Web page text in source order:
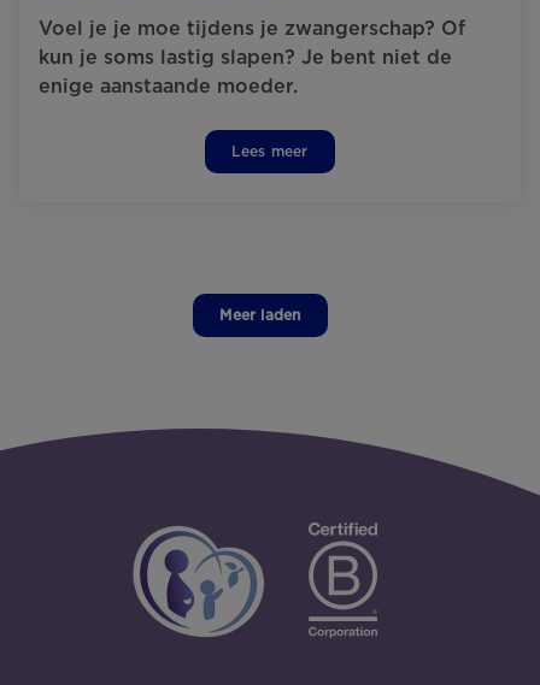
Voel je je moe tijdens je zwangerschap? Of
kun je soms lastig slapen? Je bent niet de
enige aanstaande moeder.
Lees meer
Meer laden